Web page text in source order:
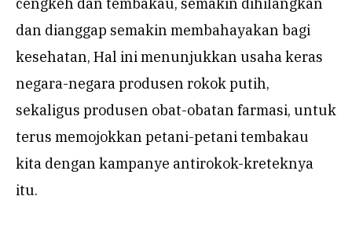
dan dianggap semakin membahayakan bagi
kesehatan, Hal ini menunjukkan usaha keras
negara-negara produsen rokok putih,
sekaligus produsen obat-obatan farmasi, untuk
terus memojokkan petani-petani tembakau
kita dengan kampanye antirokok-kreteknya
itu.